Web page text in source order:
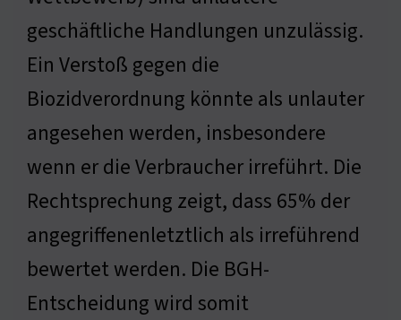
geschäftliche Handlungen unzulässig.
Ein Verstoß gegen die
Biozidverordnung könnte als unlauter
angesehen werden, insbesondere
wenn er die Verbraucher irreführt. Die
Rechtsprechung zeigt, dass 65% der
angegriffenenletztlich als irreführend
bewertet werden. Die BGH-
Entscheidung wird somit